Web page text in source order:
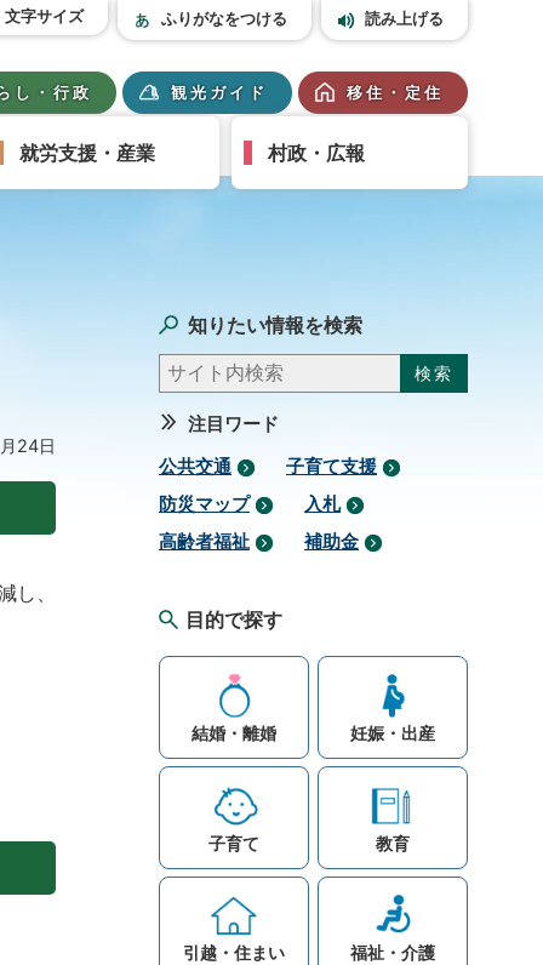
文字サイズ ふりがなをつける 読み上げる
し・行政 観光ガイド 移住・定住
就労支援・産業 村政・広報
24日
し、
知りたい情報を検索
注目ワード
公共交通
子育て支援
防災マップ
入札
高齢者福祉
補助金
目的で探す
結婚・離婚 妊娠・出産
子育て 教育
引越・住まい 福祉・介護